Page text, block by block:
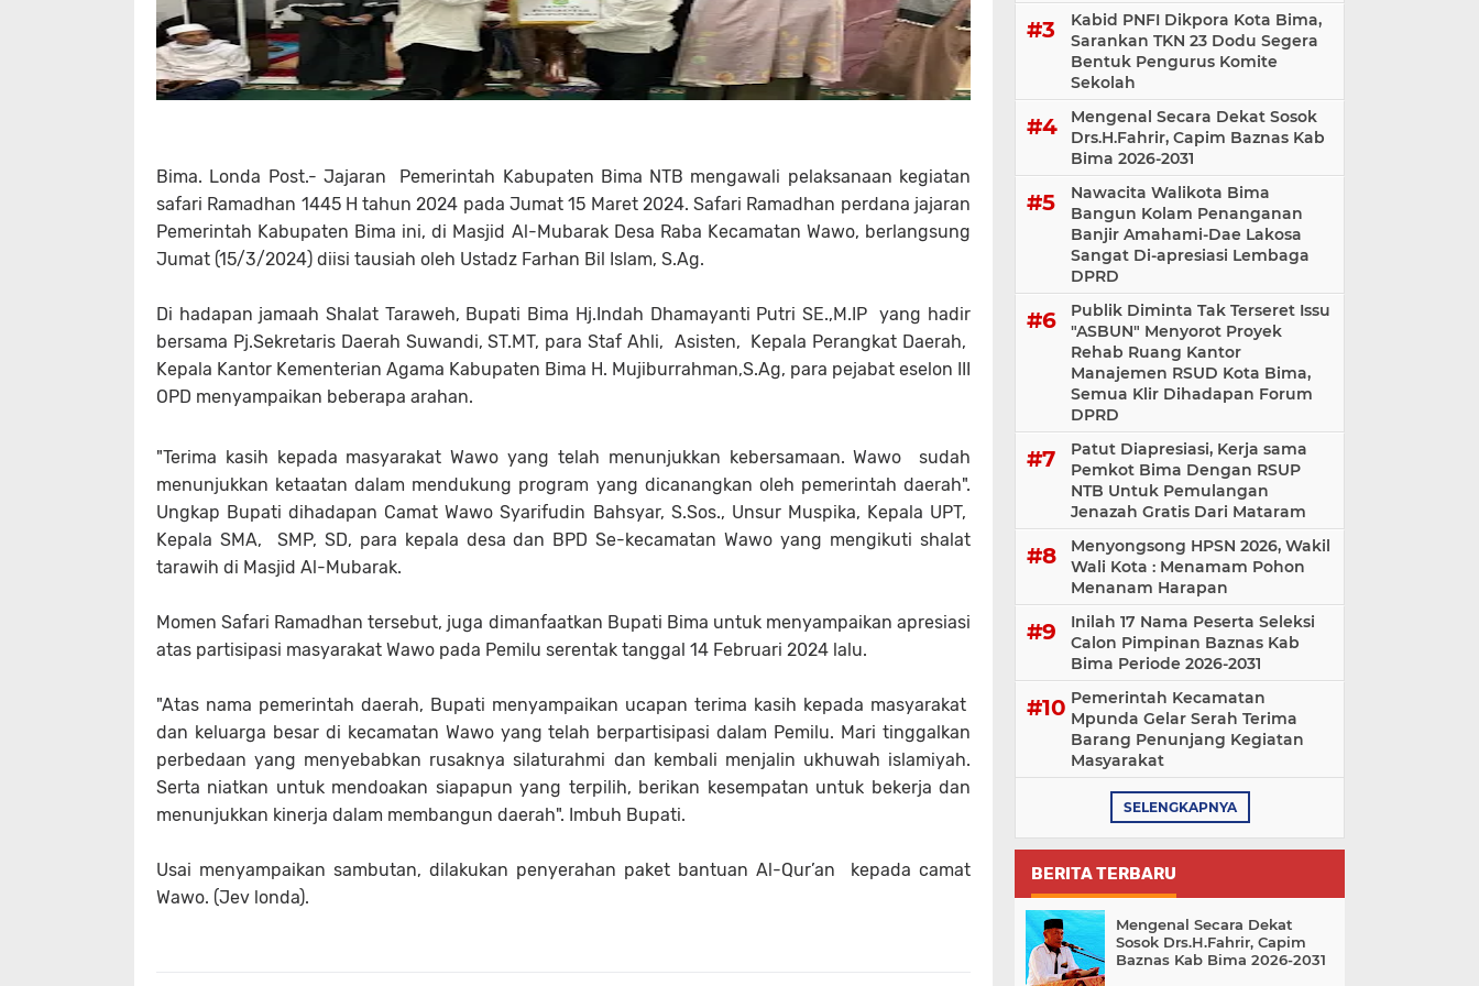
Bima. Londa Post.- Jajaran Pemerintah Kabupaten Bima NTB mengawali pelaksanaan kegiatan
safari Ramadhan 1445 H tahun 2024 pada Jumat 15 Maret 2024. Safari Ramadhan perdana jajaran
Pemerintah Kabupaten Bima ini, di Masjid Al-Mubarak Desa Raba Kecamatan Wawo, berlangsung
Jumat (15/3/2024) diisi tausiah oleh Ustadz Farhan Bil Islam, S.Ag.
Di hadapan jamaah Shalat Taraweh, Bupati Bima Hj.Indah Dhamayanti Putri SE.,M.IP yang hadir
bersama Pj.Sekretaris Daerah Suwandi, ST.MT, para Staf Ahli, Asisten, Kepala Perangkat Daerah,
Kepala Kantor Kementerian Agama Kabupaten Bima H. Mujiburrahman,S.Ag, para pejabat eselon III
OPD menyampaikan beberapa arahan.
"Terima kasih kepada masyarakat Wawo yang telah menunjukkan kebersamaan. Wawo sudah
menunjukkan ketaatan dalam mendukung program yang dicanangkan oleh pemerintah daerah".
Ungkap Bupati dihadapan Camat Wawo Syarifudin Bahsyar, S.Sos., Unsur Muspika, Kepala UPT,
Kepala SMA, SMP, SD, para kepala desa dan BPD Se-kecamatan Wawo yang mengikuti shalat
tarawih di Masjid Al-Mubarak.
Momen Safari Ramadhan tersebut, juga dimanfaatkan Bupati Bima untuk menyampaikan apresiasi
atas partisipasi masyarakat Wawo pada Pemilu serentak tanggal 14 Februari 2024 lalu.
"Atas nama pemerintah daerah, Bupati menyampaikan ucapan terima kasih kepada masyarakat
dan keluarga besar di kecamatan Wawo yang telah berpartisipasi dalam Pemilu. Mari tinggalkan
perbedaan yang menyebabkan rusaknya silaturahmi dan kembali menjalin ukhuwah islamiyah.
Serta niatkan untuk mendoakan siapapun yang terpilih, berikan kesempatan untuk bekerja dan
menunjukkan kinerja dalam membangun daerah". Imbuh Bupati.
Usai menyampaikan sambutan, dilakukan penyerahan paket bantuan Al-Qur’an kepada camat
Wawo. (Jev londa).
Kabid PNFI Dikpora Kota Bima,
Sarankan TKN 23 Dodu Segera
Bentuk Pengurus Komite
Sekolah
Mengenal Secara Dekat Sosok
Drs.H.Fahrir, Capim Baznas Kab
Bima 2026-2031
Nawacita Walikota Bima
Bangun Kolam Penanganan
Banjir Amahami-Dae Lakosa
Sangat Di-apresiasi Lembaga
DPRD
Publik Diminta Tak Terseret Issu
"ASBUN" Menyorot Proyek
Rehab Ruang Kantor
Manajemen RSUD Kota Bima,
Semua Klir Dihadapan Forum
DPRD
Patut Diapresiasi, Kerja sama
Pemkot Bima Dengan RSUP
NTB Untuk Pemulangan
Jenazah Gratis Dari Mataram
Menyongsong HPSN 2026, Wakil
Wali Kota : Menamam Pohon
Menanam Harapan
Inilah 17 Nama Peserta Seleksi
Calon Pimpinan Baznas Kab
Bima Periode 2026-2031
Pemerintah Kecamatan
Mpunda Gelar Serah Terima
Barang Penunjang Kegiatan
Masyarakat
SELENGKAPNYA
BERITA TERBARU
Mengenal Secara Dekat
Sosok Drs.H.Fahrir, Capim
Baznas Kab Bima 2026-2031